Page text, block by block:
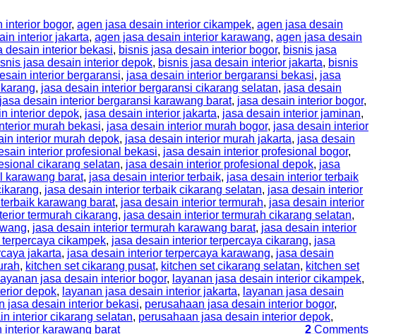
interior bogor, agen jasa desain interior cikampek, agen jasa desain
interior jakarta, agen jasa desain interior karawang, agen jasa desain
desain interior bekasi, bisnis jasa desain interior bogor, bisnis jasa
jasa desain interior depok, bisnis jasa desain interior jakarta, bisnis
interior bergaransi, jasa desain interior bergaransi bekasi, jasa
, jasa desain interior bergaransi cikarang selatan, jasa desain
jasa desain interior bergaransi karawang barat, jasa desain interior bogor,
interior depok, jasa desain interior jakarta, jasa desain interior jaminan,
murah bekasi, jasa desain interior murah bogor, jasa desain interior
interior murah depok, jasa desain interior murah jakarta, jasa desain
interior profesional bekasi, jasa desain interior profesional bogor,
cikarang selatan, jasa desain interior profesional depok, jasa
karawang barat, jasa desain interior terbaik, jasa desain interior terbaik
, jasa desain interior terbaik cikarang selatan, jasa desain interior
karawang barat, jasa desain interior termurah, jasa desain interior
termurah cikarang, jasa desain interior termurah cikarang selatan,
, jasa desain interior termurah karawang barat, jasa desain interior
cikampek, jasa desain interior terpercaya cikarang, jasa
jakarta, jasa desain interior terpercaya karawang, jasa desain
, kitchen set cikarang pusat, kitchen set cikarang selatan, kitchen set
layanan jasa desain interior bogor, layanan jasa desain interior cikampek,
depok, layanan jasa desain interior jakarta, layanan jasa desain
jasa desain interior bekasi, perusahaan jasa desain interior bogor,
interior cikarang selatan, perusahaan jasa desain interior depok,
interior karawang barat 2 Comments